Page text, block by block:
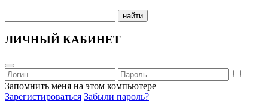
найти
ЛИЧНЫЙ КАБИНЕТ
Запомнить меня на этом компьютере
Зарегистироваться Забыли пароль?